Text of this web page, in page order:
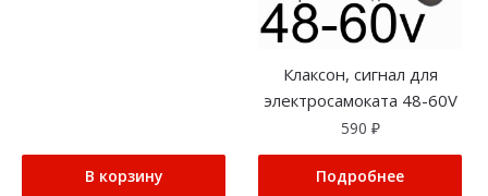
В корзину
Клаксон, сигнал для
электросамоката 48-60V
590 ₽
Подробнее